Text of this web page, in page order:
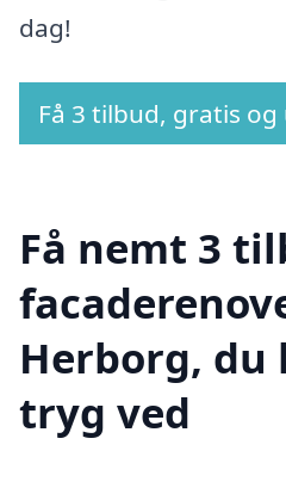
dag!
Få 3 tilbud, gratis
Få nemt 3
Herborg,
tryg ved